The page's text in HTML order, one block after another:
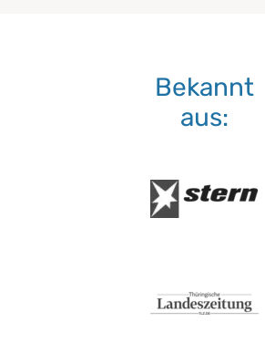
Bekannt
aus: